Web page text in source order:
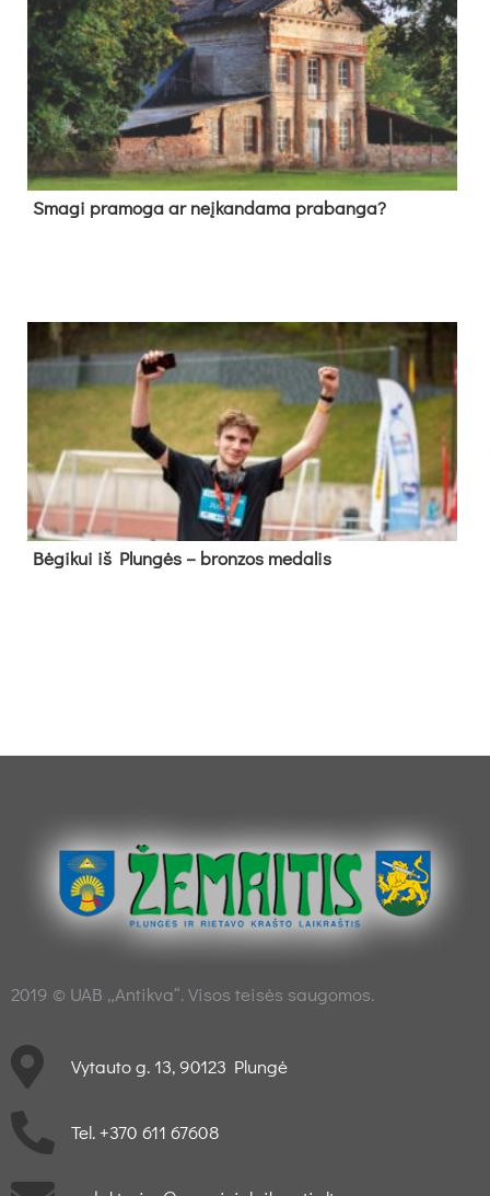
Sma­gi pra­mo­ga ar neį­kan­da­ma pra­ban­ga?
Bė­gi­kui iš Plun­gės – bron­zos me­da­lis
2019 © UAB „Antikva“. Visos teisės saugomos.
Vytauto g. 13, 90123 Plungė
Tel. +370 611 67608